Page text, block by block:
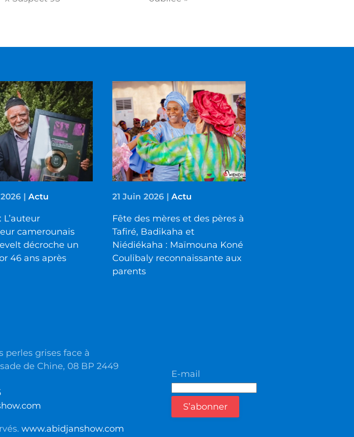
|Actu
L’auteur
camerounais
décroche un
46 ans après
21 Juin 2026| Actu
Fête des mères et des pères à
Tafiré, Badikaha et
Niédiékaha : Maïmouna Koné
Coulibaly reconnaissante aux
parents
perles grises face à
de Chine, 08 BP 2449
www.abidjanshow.com
E-mail
S’abonner